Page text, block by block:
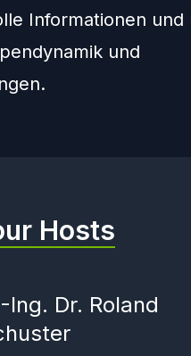
Informationen und
und
Hosts
Ing. Dr. Roland